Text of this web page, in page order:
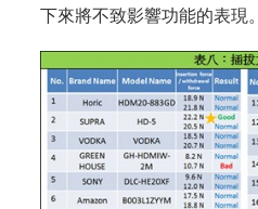
下來將不致影響功能的表現。